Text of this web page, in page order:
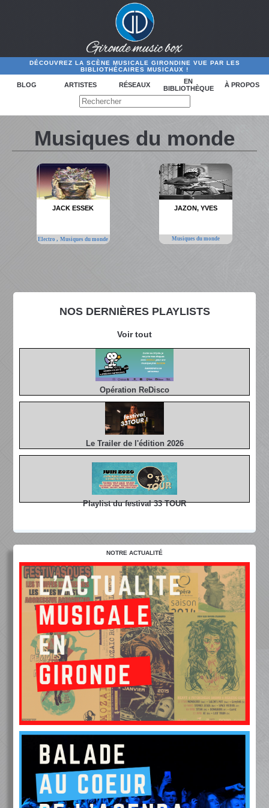
DÉCOUVREZ LA SCÈNE MUSICALE GIRONDINE VUE PAR LES
BIBLIOTHÉCAIRES MUSICAUX !
BLOG ARTISTES RÉSEAUX
EN
BIBLIOTHÈQUE
À PROPOS
NOS DERNIÈRES PLAYLISTS
Voir tout
Opération ReDisco
Le Trailer de l'édition 2026
Playlist du festival 33 TOUR
Musiques du monde
JACK ESSEK
Electro,Musiques du monde
JAZON, YVES
Musiques du monde
NOTRE ACTUALITÉ